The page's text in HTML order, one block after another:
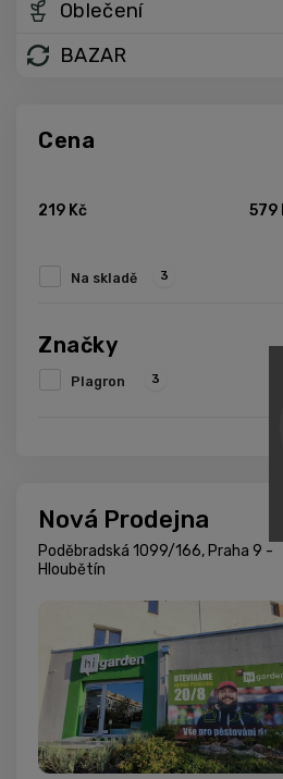
Oblečení
BAZAR
Cena
219 Kč 579
Na skladě 3
Značky
Plagron 3
Nová Prodejna
Poděbradská 1099/166, Praha 9 -
Hloubětín